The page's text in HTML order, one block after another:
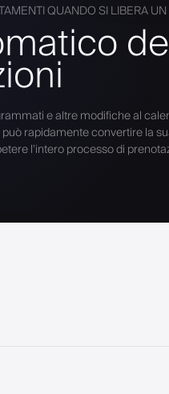
QUANDO SI LIBERA
e altre modifiche al
rapidamente convertire la
l'intero processo di